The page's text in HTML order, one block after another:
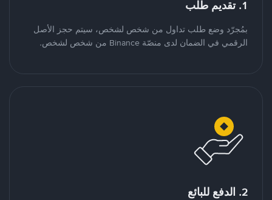
1. تقديم طلب
بمُجرّد وضع طلب تداول من شخص لشخص، سيتم حجز الأصل
الرقمي في الضمان لدى منصّة Binance من شخص لشخص.
2. الدفع للبائع